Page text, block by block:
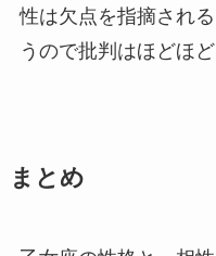
性は欠点を指摘され
うので批判はほどほど
まとめ